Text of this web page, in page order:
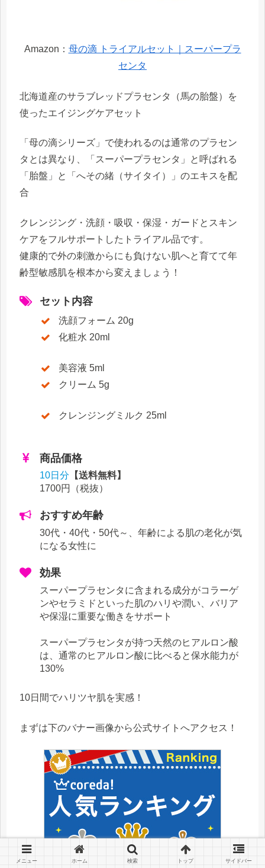
Amazon： 母の滴 トライアルセット｜スーパープラ
センタ
北海道産のサラブレッドプラセンタ（馬の胎盤）を
使ったエイジングケアセット
「母の滴シリーズ」で使われるのは通常のプラセン
タとは異なり、「スーパープラセンタ」と呼ばれる
「胎盤」と「へその緒（サイタイ）」のエキスを配
合
クレンジング・洗顔・吸収・保湿・ガードとスキン
ケアをフルサポートしたトライアル品です。
健康的で外の刺激からにも負けない肌へと育てて年
齢型敏感肌を根本から変えましょう！
セット内容
洗顔フォーム 20g
化粧水 20ml
美容液 5ml
クリーム 5g
クレンジングミルク 25ml
商品価格
10日分 【送料無料】
1700円
（税抜）
おすすめ年齢
30代・40代・50代～
、年齢による肌の老化が気
になる女性に
効果
スーパープラセンタに含まれる成分がコラーゲ
ンやセラミドといった肌のハリや潤い、バリア
や保湿に重要な働きをサポート
スーパープラセンタが持つ天然のヒアルロン酸
は、通常のヒアルロン酸に比べると保水能力が
130%
10日間でハリツヤ肌を実感！
まずは下のバナー画像から公式サイトへアクセス！
メニュー ホーム 検索 トップ サイドバー